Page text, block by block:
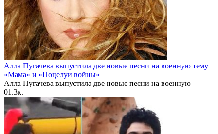
Алла Пугачева выпустила две новые песни на военную тему –
«Мама» и «Поцелуи войны»
Алла Пугачева выпустила две новые песни на военную
01.3к.